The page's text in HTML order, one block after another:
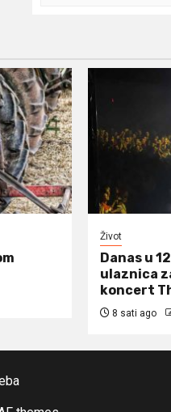
Život
Danas u
ulaznica
koncert
8 sati ago